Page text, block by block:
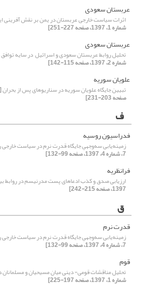
عربستان سعودی
اثرات سیاست خارجی عربستان در یمن بر نقش آفرینی
شماره 1، 1397، صفحه 227-251]
عربستان سعودی
تحلیل روابط عربستان سعودی و اسرائیل ‏ در سایه
شماره 2، 1397، صفحه 115-142]
علویان سوریه
تبیین جایگاه علویان سوریه در سناریوهای پس از بحران
صفحه 203-231]
ف
فدراسیون روسیه
زمینه‌یابی سه‌وجهیِ جایگاه قدرت نرم در سیاست خارجی روسیه
7، شماره 4، 1397، صفحه 99-132]
فرانظریه
ارزیابی صدق و کذب ادعاهای پست مدرنیسم در روابط
1397، صفحه 215-242]
ق
قدرت نرم
زمینه‌یابی سه‌وجهیِ جایگاه قدرت نرم در سیاست خارجی روسیه
7، شماره 4، 1397، صفحه 99-132]
قوم
تحلیل مناقشات قومی- دینی میان مسیحیان و
شماره 1، 1397، صفحه 197-225]